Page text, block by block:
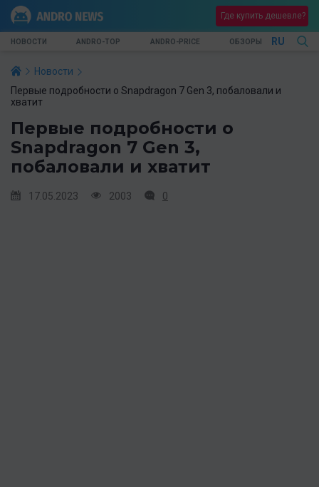
Где купить дешевле?
НОВОСТИ ANDRO-TOP ANDRO-PRICE ОБЗОРЫ RU
Новости
Первые подробности о Snapdragon 7 Gen 3, побаловали и
хватит
Первые подробности о
Snapdragon 7 Gen 3,
побаловали и хватит
17.05.2023 2003 0